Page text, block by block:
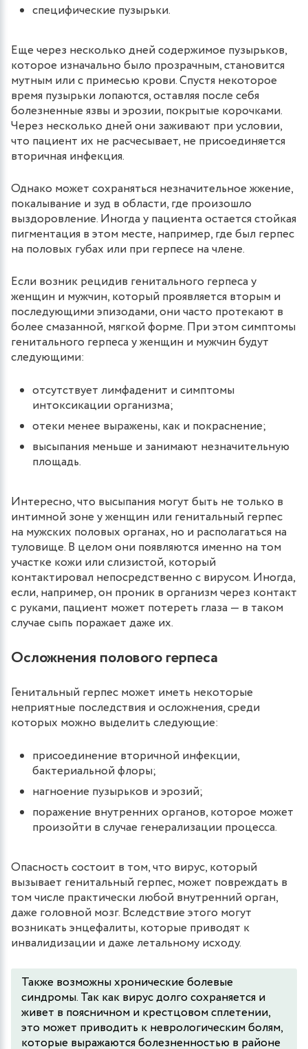
специфические пузырьки.
Еще через несколько дней содержимое пузырьков,
которое изначально было прозрачным, становится
мутным или с примесью крови. Спустя некоторое
время пузырьки лопаются, оставляя после себя
болезненные язвы и эрозии, покрытые корочками.
Через несколько дней они заживают при условии,
что пациент их не расчесывает, не присоединяется
вторичная инфекция.
Однако может сохраняться незначительное жжение,
покалывание и зуд в области, где произошло
выздоровление. Иногда у пациента остается стойкая
пигментация в этом месте, например, где был герпес
на половых губах или при герпесе на члене.
Если возник рецидив генитального герпеса у
женщин и мужчин, который проявляется вторым и
последующими эпизодами, они часто протекают в
более смазанной, мягкой форме. При этом симптомы
генитального герпеса у женщин и мужчин будут
следующими:
отсутствует лимфаденит и симптомы
интоксикации организма;
отеки менее выражены, как и покраснение;
высыпания меньше и занимают незначительную
площадь.
Интересно, что высыпания могут быть не только в
интимной зоне у женщин или генитальный герпес
на мужских половых органах, но и располагаться на
туловище. В целом они появляются именно на том
участке кожи или слизистой, который
контактировал непосредственно с вирусом. Иногда,
если, например, он проник в организм через контакт
с руками, пациент может потереть глаза — в таком
случае сыпь поражает даже их.
Осложнения полового герпеса
Генитальный герпес может иметь некоторые
неприятные последствия и осложнения, среди
которых можно выделить следующие:
присоединение вторичной инфекции,
бактериальной флоры;
нагноение пузырьков и эрозий;
поражение внутренних органов, которое может
произойти в случае генерализации процесса.
Опасность состоит в том, что вирус, который
вызывает генитальный герпес, может повреждать в
том числе практически любой внутренний орган,
даже головной мозг. Вследствие этого могут
возникать энцефалиты, которые приводят к
инвалидизации и даже летальному исходу.
Также возможны хронические болевые
синдромы. Так как вирус долго сохраняется и
живет в поясничном и крестцовом сплетении,
это может приводить к неврологическим болям,
которые выражаются болезненностью в районе